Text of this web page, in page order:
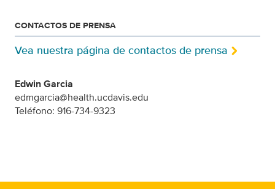
CONTACTOS DE PRENSA
Vea nuestra página de contactos de prensa
Edwin Garcia
edmgarcia@health.ucdavis.edu
Teléfono: 916-734-9323